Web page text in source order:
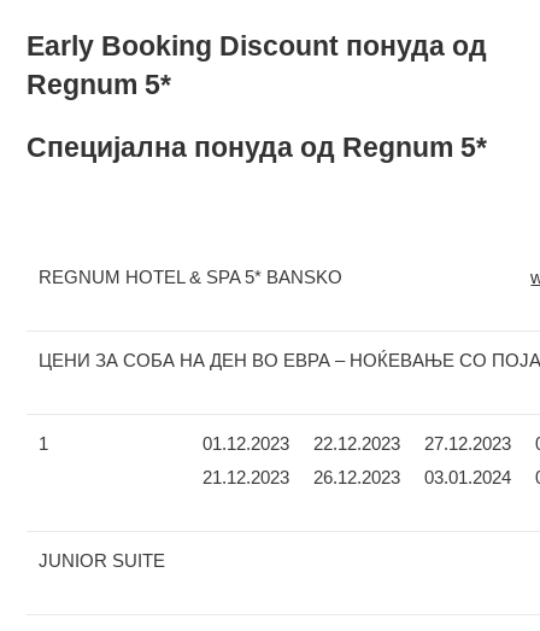
Early Booking Discount понуда од
Regnum 5*
Специјална понуда од Regnum 5*
REGNUM HOTEL & SPA 5* BANSKO
ЦЕНИ ЗА СОБА НА ДЕН ВО ЕВРА – НОЌЕВАЊЕ СО
1
01.12.2023
21.12.2023
22.12.2023
26.12.2023
27.12.2023
03.01.2024
JUNIOR SUITE